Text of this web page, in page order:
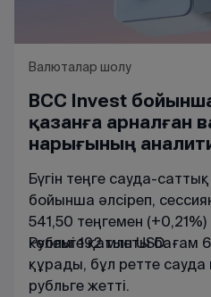
Валюталар шолу
BCC Invest
қазанға арналған
нарығының
Бүгін теңге сауда-
бойынша әлсіреп,
541,50 теңгемен
көлемі 192 млн USD.
Рубльге қатысты бағам
құрады, бұл ретте сауда
рубльге жетті.